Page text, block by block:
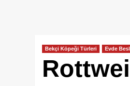
Bekçi Köpeği Türleri Evde